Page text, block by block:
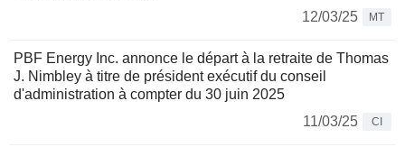
12/03/25
MT
PBF Energy Inc. annonce le départ à la retraite de Thomas
J. Nimbley à titre de président exécutif du conseil
d'administration à compter du 30 juin 2025
11/03/25
CI